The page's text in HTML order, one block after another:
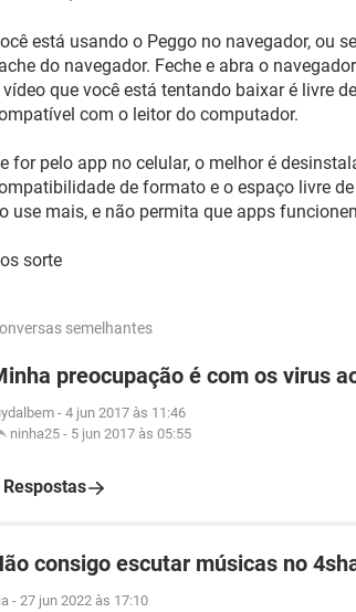
está usando o Peggo no navegador, ou
do navegador. Feche e abra o
vídeo que você está tentando baixar é livre
com o leitor do computador.
for pelo app no celular, o melhor é
de formato e o espaço livre
use mais, e não permita que apps
sorte
semelhantes
preocupação é com os virus
- 4 jun 2017 às 11:46
ninha25 - 5 jun 2017 às 05:55
Respostas
consigo escutar músicas no
- 27 jun 2022 às 17:10